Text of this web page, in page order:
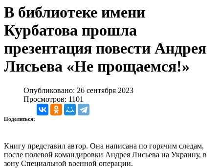
В библиотеке имени
Курбатова прошла
презентация повести Андрея
Лисьева «Не прощаемся!»
Опубликовано: 26 сентября 2023
Просмотров: 1101
Поделиться:
Книгу представил автор. Она написана по горячим следам,
после полевой командировки Андрея Лисьева на Украину, в
зону Специальной военной операции.